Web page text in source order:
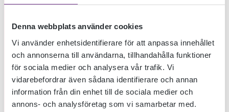
Denna webbplats använder cookies
Vi använder enhetsidentifierare för att anpassa innehållet
och annonserna till användarna, tillhandahålla funktioner
för sociala medier och analysera vår trafik. Vi
vidarebefordrar även sådana identifierare och annan
information från din enhet till de sociala medier och
annons- och analysföretag som vi samarbetar med.